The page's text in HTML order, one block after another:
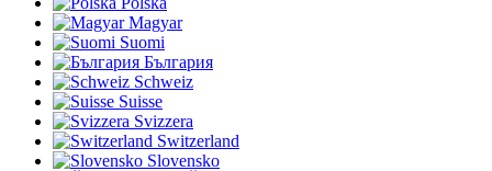
Magyar
Suomi
България
Schweiz
Suisse
Svizzera
Switzerland
Slovensko